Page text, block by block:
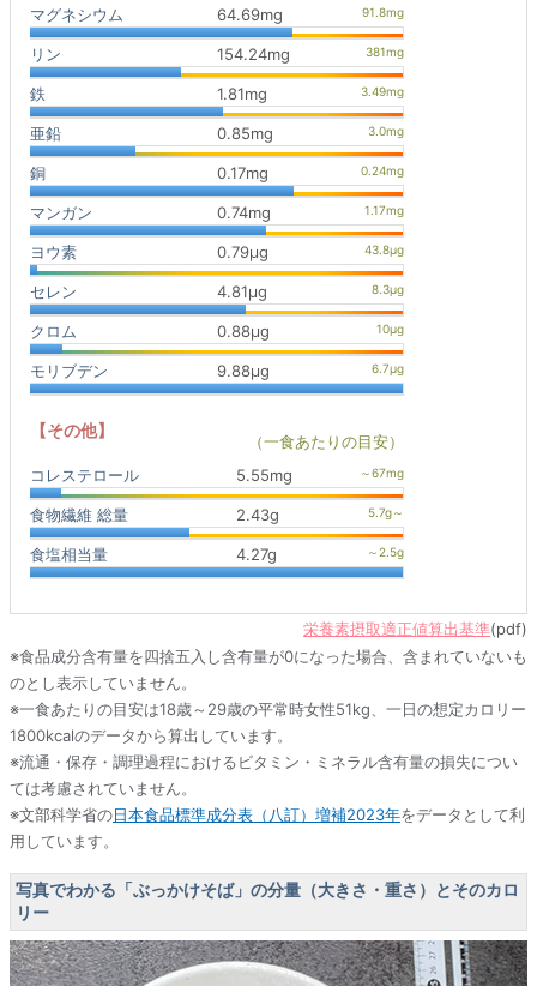
マグネシウム 64.69mg
リン 154.24mg
鉄 1.81mg
亜鉛 0.85mg
銅 0.17mg
マンガン 0.74mg
ヨウ素 0.79μg
セレン 4.81μg
クロム 0.88μg
モリブデン 9.88μg
【その他】
（一食あたりの目安）
コレステロール
5.55mg
食物繊維 総量 2.43g
食塩相当量 4.27g
栄養素摂取適正値算出基準(pdf)
※食品成分含有量を四捨五入し含有量が0になった場合、含まれていないも
のとし表示していません。
※一食あたりの目安は18歳～29歳の平常時女性51kg、一日の想定カロリー
1800kcalのデータから算出しています。
※流通・保存・調理過程におけるビタミン・ミネラル含有量の損失につい
ては考慮されていません。
※文部科学省の日本食品標準成分表（八訂）増補2023年をデータとして利
用しています。
写真でわかる「ぶっかけそば」の分量（大きさ・重さ）とそのカロ
リー